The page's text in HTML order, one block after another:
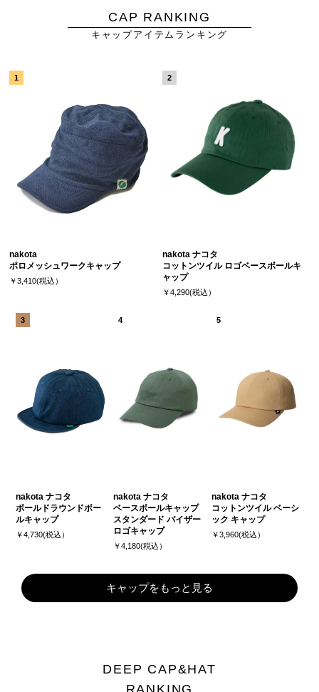
CAP RANKING
キャップアイテムランキング
nakota
ポロメッシュワークキャップ
￥3,410(税込）
nakota ナコタ
コットンツイル ロゴベースボールキ
ャップ
￥4,290(税込）
nakota ナコタ
ボールドラウンドボー
ルキャップ
￥4,730(税込）
nakota ナコタ
ベースボールキャップ
スタンダード バイザー
ロゴキャップ
￥4,180(税込）
nakota ナコタ
コットンツイル ベーシ
ック キャップ
￥3,960(税込）
キャップをもっと見る
DEEP CAP&HAT
RANKING